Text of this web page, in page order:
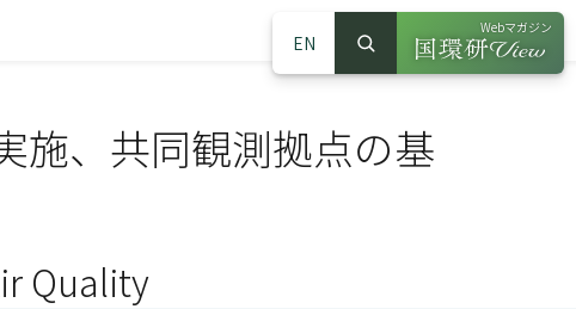
EN
サイト内検索
検索
Webマガジン
（別ウインドウ
施、共同観測拠点の基
Quality